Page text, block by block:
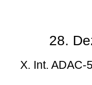
28.
X. Int. ADAC-